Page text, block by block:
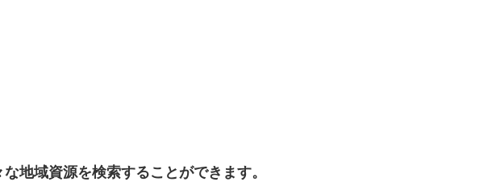
地域資源を検索することができます。